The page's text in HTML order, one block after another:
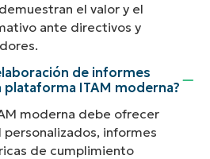
el valor y el
ante directivos y
de informes
plataforma ITAM moderna?
moderna debe ofrecer
informes
de cumplimiento